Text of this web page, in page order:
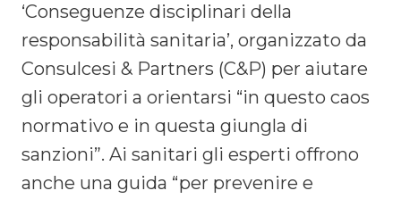
‘Conseguenze disciplinari della
responsabilità sanitaria’, organizzato da
Consulcesi & Partners (C&P) per aiutare
gli operatori a orientarsi “in questo caos
normativo e in questa giungla di
sanzioni”. Ai sanitari gli esperti offrono
anche una guida “per prevenire e